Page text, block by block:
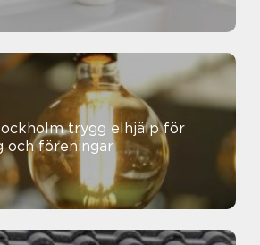
elhjälp för
och föreningar